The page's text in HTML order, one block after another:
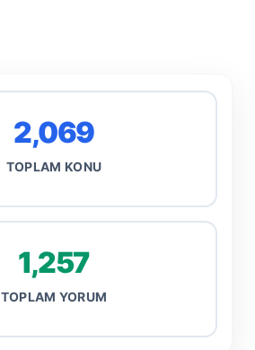
2,069
TOPLAM KONU
1,257
TOPLAM YORUM